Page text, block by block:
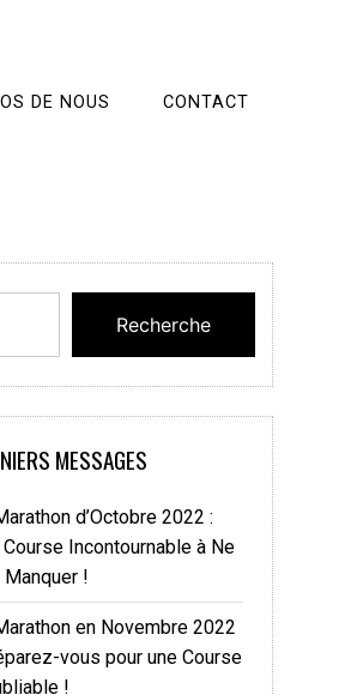
DE NOUS CONTACT
Recherche
MESSAGES
d’Octobre 2022 :
Course Incontournable à Ne
Manquer !
en Novembre 2022
vous pour une Course
!